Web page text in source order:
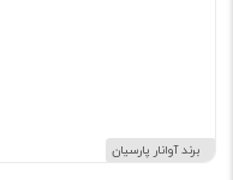
برند آوانار پارسیان